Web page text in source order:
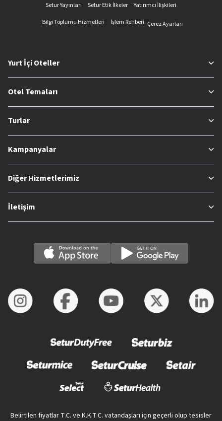
Setur Yayınları
Setur Etik İlkeler
Yatırımcı İlişkileri
Bilgi Toplumu Hizmetleri
İşlem Rehberi Çerez Ayarları
Yurt İçi Oteller
Otel Temaları
Turlar
Kampanyalar
Diğer Hizmetlerimiz
İletişim
Belirtilen fiyatlar T.C. ve K.K.T.C. vatandaşları için geçerli olup tesisler